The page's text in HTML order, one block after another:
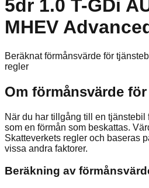
5dr 1.0 T-GDi
MHEV
Beräknat förmånsvärde för
regler
Om förmånsvärde
När du har tillgång till en tjänstebil
som en förmån som beskattas.
Skatteverkets regler och baseras
vissa andra faktorer.
Beräkning av